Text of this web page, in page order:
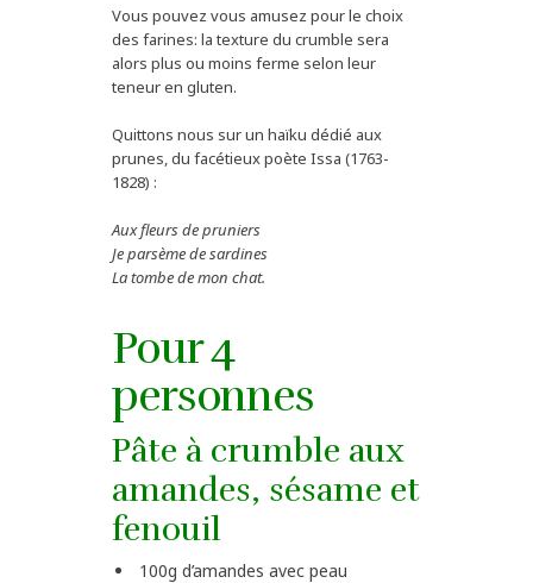
Vous pouvez vous amusez pour le choix
des farines: la texture du crumble sera
alors plus ou moins ferme selon leur
teneur en gluten.
Quittons nous sur un haïku dédié aux
prunes, du facétieux poète Issa (1763-
1828) :
Aux fleurs de pruniers
Je parsème de sardines
La tombe de mon chat.
Pour 4
personnes
Pâte à crumble aux
amandes, sésame et
fenouil
100g d’amandes avec peau